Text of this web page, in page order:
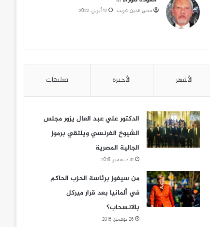
محي الدين غريب 12 أبريل، 2022
الأشهر الأخيرة تعليقات
الدكتور علي عبد العال يزور مجلس
الشيوخ الفرنسي ويلتقي برموز
الجالية المصرية
31 ديسمبر، 2018
من سيفوز برئاسة الحزب الحاكم
في ألمانيا بعد قرار ميركل
بالانسحاب؟
26 نوفمبر، 2018